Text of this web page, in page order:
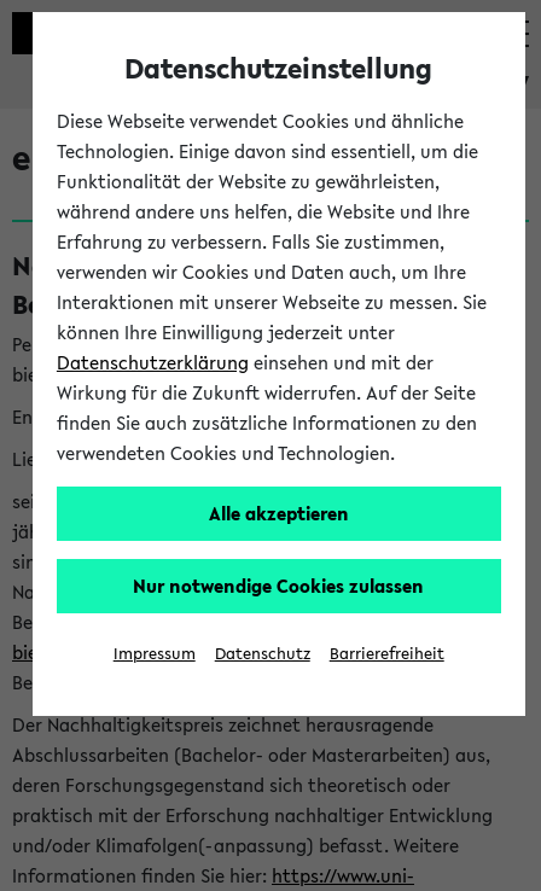
eKVV
eKVV News
Nachhaltigkeitspreis 2026:
Bewerbungsphase gestartet (06.08.26)
Per E-Mail eingestellt von nachhaltigkeitsbuero@uni-
bielefeld.de an den Verteiler 'Alle Studierenden':
English version below
Liebe Studierende,
seit 2023 verleiht das Rektorat der Universität Bielefeld
jährlich den Nachhaltigkeitspreis für Abschlussarbeiten. Sie
sind herzlich eingeladen sich mit Ihrer Abschlussarbeit beim
Nachhaltigkeitsbüro zu bewerben. Bitte nutzen Sie für Ihre
Bewerbung dieses Formular<https://formulare.uni-
bielefeld.de/frontend-server/form/provide/913/>. Die
Bewerbungsfrist endet am 30.09.2026.
Der Nachhaltigkeitspreis zeichnet herausragende
Abschlussarbeiten (Bachelor- oder Masterarbeiten) aus,
deren Forschungsgegenstand sich theoretisch oder
praktisch mit der Erforschung nachhaltiger Entwicklung
und/oder Klimafolgen(-anpassung) befasst. Weitere
Informationen finden Sie hier: https://www.uni-
Datenschutzeinstellung
Diese Webseite verwendet Cookies und ähnliche
Technologien. Einige davon sind essentiell, um die
Funktionalität der Website zu gewährleisten,
während andere uns helfen, die Website und Ihre
Erfahrung zu verbessern. Falls Sie zustimmen,
verwenden wir Cookies und Daten auch, um Ihre
Interaktionen mit unserer Webseite zu messen. Sie
können Ihre Einwilligung jederzeit unter
Datenschutzerklärung einsehen und mit der
Wirkung für die Zukunft widerrufen. Auf der Seite
finden Sie auch zusätzliche Informationen zu den
verwendeten Cookies und Technologien.
Alle akzeptieren
Nur notwendige Cookies zulassen
Impressum Datenschutz Barrierefreiheit